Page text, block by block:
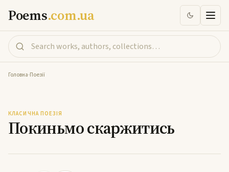
Poems.com.ua
Головна-Поезії
КЛАСИЧНА ПОЕЗІЯ
Покиньмо скаржитись